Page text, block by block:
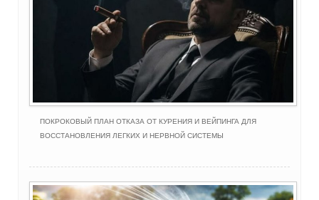
ПОКРОКОВЫЙ ПЛАН ОТКАЗА ОТ КУРЕНИЯ И ВЕЙПИНГА ДЛЯ
ВОССТАНОВЛЕНИЯ ЛЕГКИХ И НЕРВНОЙ СИСТЕМЫ